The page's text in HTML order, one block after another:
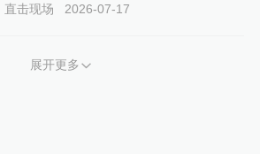
直击现场 2026-07-17
展开更多